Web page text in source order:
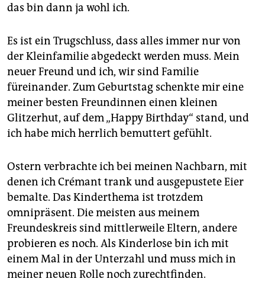
das bin dann ja wohl ich.
Es ist ein Trugschluss, dass alles immer nur von
der Kleinfamilie abgedeckt werden muss. Mein
neuer Freund und ich, wir sind Familie
füreinander. Zum Geburtstag schenkte mir eine
meiner besten Freundinnen einen kleinen
Glitzerhut, auf dem „Happy Birthday“ stand, und
ich habe mich herrlich bemuttert gefühlt.
Ostern verbrachte ich bei meinen Nachbarn, mit
denen ich Crémant trank und ausgepustete Eier
bemalte. Das Kinderthema ist trotzdem
omnipräsent. Die meisten aus meinem
Freundeskreis sind mittlerweile Eltern, andere
probieren es noch. Als Kinderlose bin ich mit
einem Mal in der Unterzahl und muss mich in
meiner neuen Rolle noch zurechtfinden.